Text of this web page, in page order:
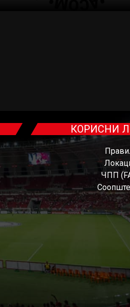
КОРИСНИ
ЧПП